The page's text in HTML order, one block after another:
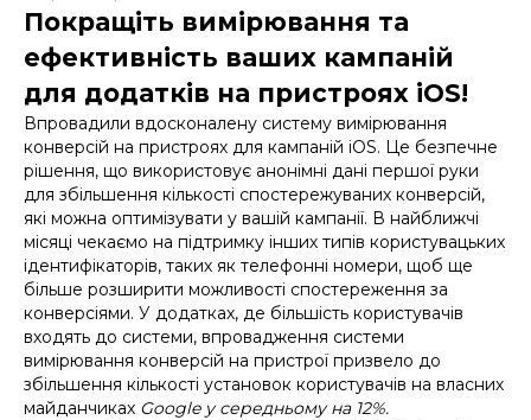
Покращіть вимірювання та
ефективність ваших кампаній
для додатків на пристроях iOS!
Впровадили вдосконалену систему вимірювання
конверсій на пристроях для кампаній iOS. Це безпечне
рішення, що використовує анонімні дані першої руки
для збільшення кількості спостережуваних конверсій,
які можна оптимізувати у вашій кампанії. В найближчі
місяці чекаємо на підтримку інших типів користувацьких
ідентифікаторів, таких як телефонні номери, щоб ще
більше розширити можливості спостереження за
конверсіями. У додатках, де більшість користувачів
входять до системи, впровадження системи
вимірювання конверсій на пристрої призвело до
збільшення кількості установок користувачів на власних
майданчиках Google у середньому на 12%.